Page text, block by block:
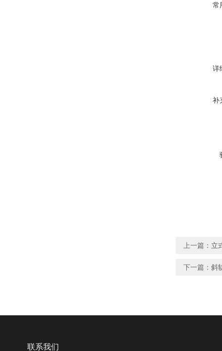
常
详
补
上一篇： 立
下一篇： 斜
联系我们